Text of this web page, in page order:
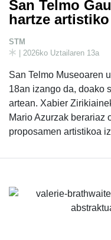
San Telmo
hartze
STM
| 2026ko Uztailaren 13a
San Telmo Museoaren
18an izango da, doako
artean. Xabier
Mario Azurzak berariaz
proposamen artistikoa